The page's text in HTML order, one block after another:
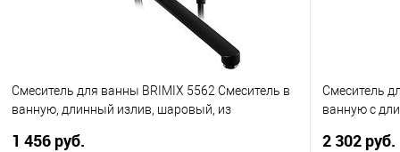
Смеситель для ванны BRIMIX 5562 Смеситель в
ванную, длинный излив, шаровый, из
1 456 руб.
Смеситель
ванную с
2 302 руб.